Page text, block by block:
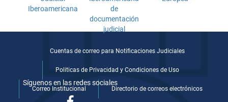
Cuentas de correo para Notificaciones Judiciales
Politicas de Privacidad y Condiciones de Uso
Correo Institucional Directorio de correos electrónicos
Síguenos en las redes sociales